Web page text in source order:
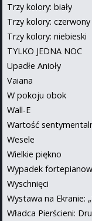
Trzy kolory: biały
Trzy kolory: czerwony
Trzy kolory: niebieski
TYLKO JEDNA NOC
Upadłe Anioły
Vaiana
W pokoju obok
Wall-E
Wartość
Wesele
Wielkie piękno
Wypadek
Wyschnięci
Wystawa na Ekranie:
Władca Pierścieni: